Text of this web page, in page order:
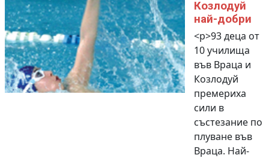
Козлодуй
най-добри
<p>93 деца от
10 училища
във Враца и
Козлодуй
премериха
сили в
състезание по
плуване във
Враца. Най-